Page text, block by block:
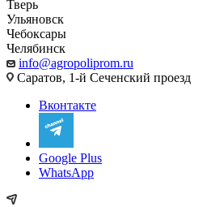
Тверь
Ульяновск
Чебоксары
Челябинск
info@agropoliprom.ru
Саратов, 1-й Сеченский проезд
Вконтакте
Google Plus
WhatsApp